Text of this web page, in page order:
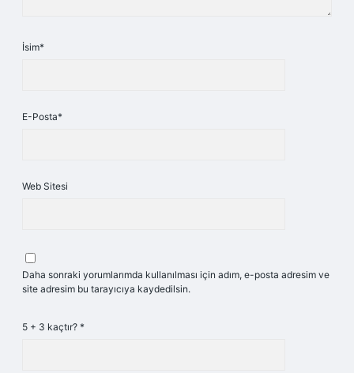
İsim*
E-Posta*
Web Sitesi
Daha sonraki yorumlarımda kullanılması için adım, e-posta adresim ve
site adresim bu tarayıcıya kaydedilsin.
5 + 3 kaçtır? *